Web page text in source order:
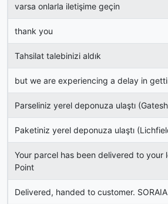
varsa onlarla iletişime geçin
thank you
Tahsilat talebinizi aldık
but we are experiencing a delay in
Parseliniz yerel deponuza ulaştı
Paketiniz yerel deponuza ulaştı
Your parcel has been delivered to your
Point
Delivered, handed to customer. SORAIA